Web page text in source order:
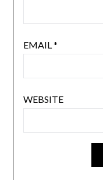
EMAIL*
WEBSITE